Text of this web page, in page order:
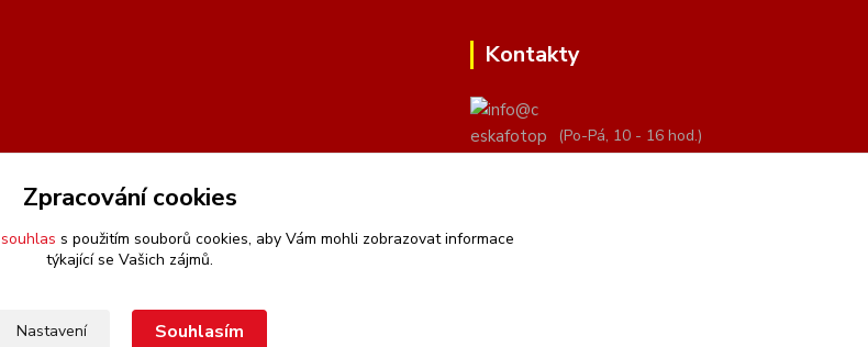
Kontakty
(Po-Pá, 10 - 16 hod.)
Zpracování cookies
souhlas s použitím souborů cookies, aby Vám mohli zobrazovat informace
týkající se Vašich zájmů.
Nastavení Souhlasím